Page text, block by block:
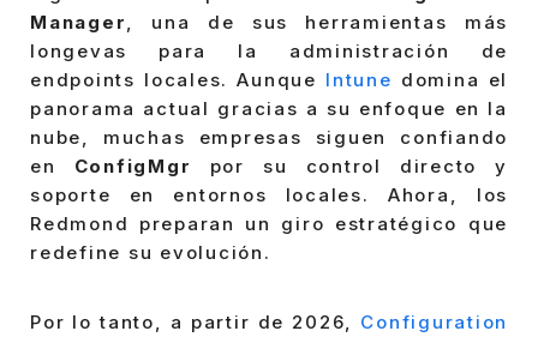
Manager, una de sus herramientas más
longevas para la administración de
endpoints locales. Aunque Intune domina el
panorama actual gracias a su enfoque en la
nube, muchas empresas siguen confiando
en ConfigMgr
por su control directo y
soporte en entornos locales. Ahora, los
Redmond preparan un giro estratégico que
redefine su evolución.
Por lo tanto, a partir de 2026, Configuration